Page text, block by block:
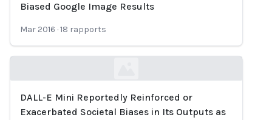
Biased Google Image Results
Mar 2016 ·18 rapports
Loading...
DALL-E Mini Reportedly Reinforced or
Exacerbated Societal Biases in Its Outputs as